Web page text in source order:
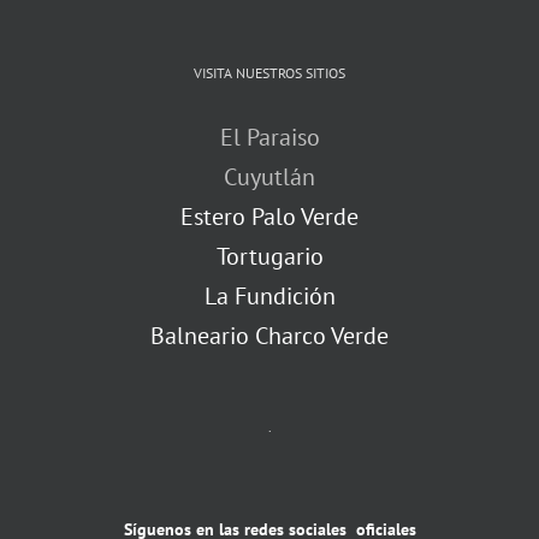
VISITA NUESTROS SITIOS
El Paraiso
Cuyutlán
Estero Palo Verde
Tortugario
La Fundición
Balneario Charco Verde
.
Síguenos en las redes sociales oficiales